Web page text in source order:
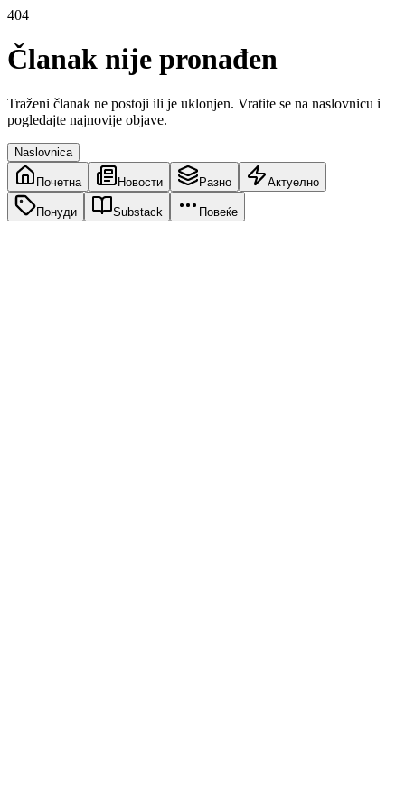
404
Članak nije pronađen
Traženi članak ne postoji ili je uklonjen. Vratite se na naslovnicu i
pogledajte najnovije objave.
Naslovnica
Почетна Новости Разно Актуелно
Понуди Substack Повеќе